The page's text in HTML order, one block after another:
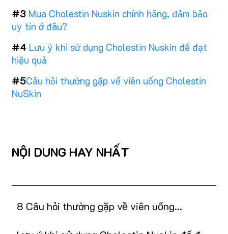
#3 Mua Cholestin Nuskin chính hãng, đảm bảo
uy tín ở đâu?
#4 Lưu ý khi sử dụng Cholestin Nuskin để đạt
hiệu quả
#5Câu hỏi thường gặp về viên uống Cholestin
NuSkin
NỘI DUNG HAY NHẤT
8 Câu hỏi thường gặp về viên uống